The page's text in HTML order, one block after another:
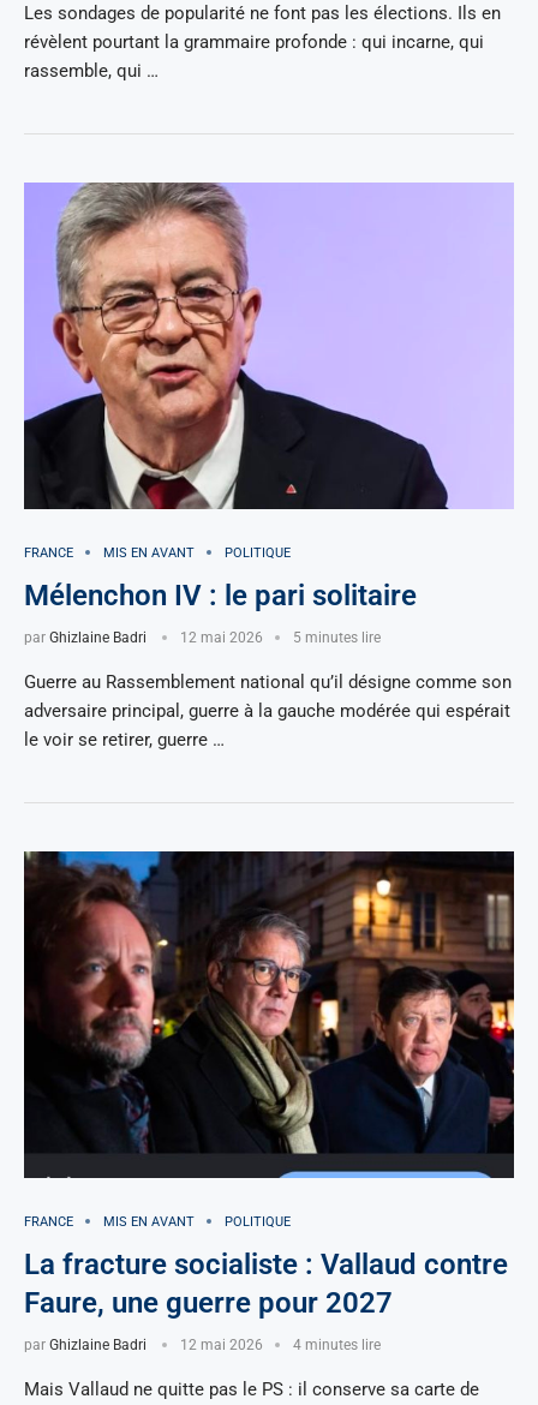
Les sondages de popularité ne font pas les élections. Ils en
révèlent pourtant la grammaire profonde : qui incarne, qui
rassemble, qui …
FRANCE MIS EN AVANT POLITIQUE
Mélenchon IV : le pari solitaire
par Ghizlaine Badri 12 mai 2026 5 minutes lire
Guerre au Rassemblement national qu’il désigne comme son
adversaire principal, guerre à la gauche modérée qui espérait
le voir se retirer, guerre …
FRANCE MIS EN AVANT POLITIQUE
La fracture socialiste : Vallaud contre
Faure, une guerre pour 2027
par Ghizlaine Badri 12 mai 2026 4 minutes lire
Mais Vallaud ne quitte pas le PS : il conserve sa carte de